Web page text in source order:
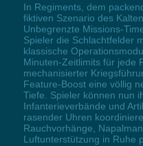
In Regiments, dem
fiktiven Szenario des
Unbegrenzte Missions-
Spieler die Schlachtfelder
klassische
Minuten-Zeitlimits für jede
mechanisierter
Feature-Boost eine völlig
Tiefe. Spieler können nun
Infanterieverbände und
rasender Uhren
Rauchvorhänge,
Luftunterstützung in Ruhe